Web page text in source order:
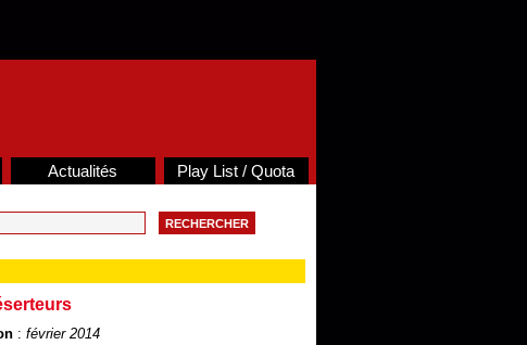
Actualités Play List / Quota
: février 2014